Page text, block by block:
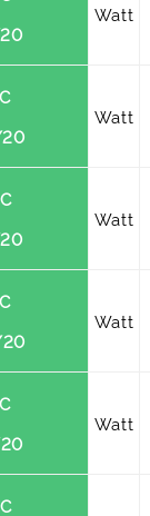
Watt
Watt
Watt
Watt
Watt